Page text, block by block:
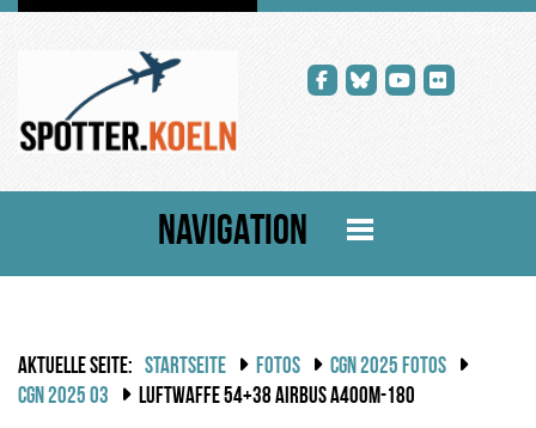
NAVIGATION
AKTUELLE SEITE: STARTSEITE FOTOS
CGN 2025 FOTOS
CGN 2025 03
LUFTWAFFE 54+38 AIRBUS A400M-180